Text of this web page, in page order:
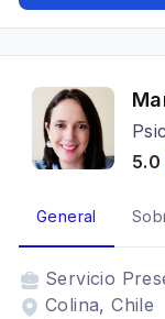
5.0
General
Servicio
Colina, Chile